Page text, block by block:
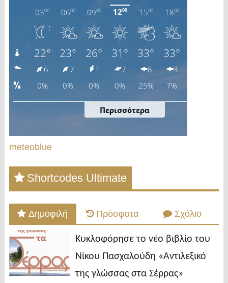
meteoblue
Shortcodes Ultimate
Δημοφιλή Πρόσφατα Σχόλιο
Κυκλοφόρησε το νέο βιβλίο του
Νίκου Πασχαλούδη «Αντιλεξικό
της γλώσσας στα Σέρρας»